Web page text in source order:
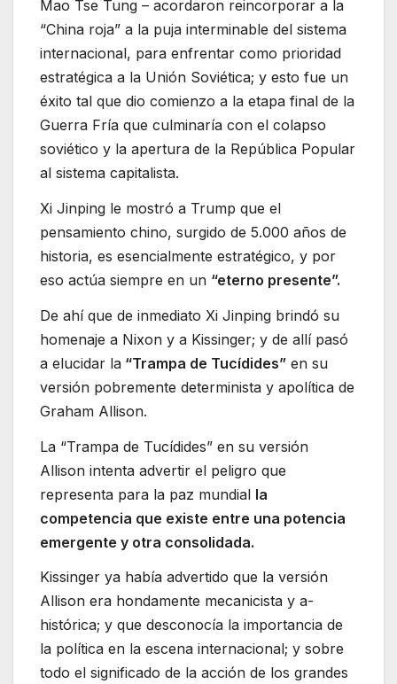
Mao Tse Tung – acordaron reincorporar a la
“China roja” a la puja interminable del sistema
internacional, para enfrentar como prioridad
estratégica a la Unión Soviética; y esto fue un
éxito tal que dio comienzo a la etapa final de la
Guerra Fría que culminaría con el colapso
soviético y la apertura de la República Popular
al sistema capitalista.
Xi Jinping le mostró a Trump que el
pensamiento chino, surgido de 5.000 años de
historia, es esencialmente estratégico, y por
eso actúa siempre en un “eterno presente”.
De ahí que de inmediato Xi Jinping brindó su
homenaje a Nixon y a Kissinger; y de allí pasó
a elucidar la “Trampa de Tucídides” en su
versión pobremente determinista y apolítica de
Graham Allison.
La “Trampa de Tucídides” en su versión
Allison intenta advertir el peligro que
representa para la paz mundial la
competencia que existe entre una potencia
emergente y otra consolidada.
Kissinger ya había advertido que la versión
Allison era hondamente mecanicista y a-
histórica; y que desconocía la importancia de
la política en la escena internacional; y sobre
todo el significado de la acción de los grandes